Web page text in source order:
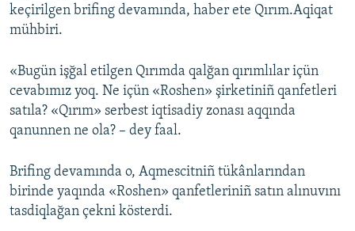
keçirilgen brifing devamında, haber ete Qırım.Aqiqat
mühbiri.
«Bugün işğal etilgen Qırımda qalğan qırımlılar içün
cevabımız yoq. Ne içün «Roshen» şirketiniñ qanfetleri
satıla? «Qırım» serbest iqtisadiy zonası aqqında
qanunnen ne ola? – dey faal.
Brifing devamında o, Aqmescitniñ tükânlarından
birinde yaqında «Roshen» qanfetleriniñ satın alınuvını
tasdiqlağan çekni kösterdi.